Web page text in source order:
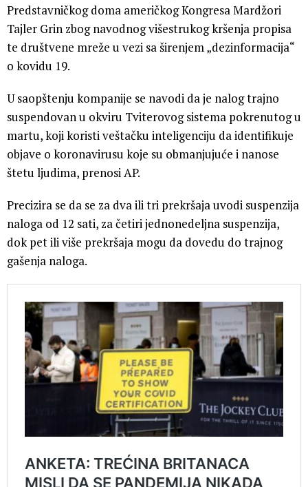
Predstavničkog doma američkog Kongresa Mardžori
Tajler Grin zbog navodnog višestrukog kršenja propisa
te društvene mreže u vezi sa širenjem „dezinformacija“
o kovidu 19.
U saopštenju kompanije se navodi da je nalog trajno
suspendovan u okviru Tviterovog sistema pokrenutog u
martu, koji koristi veštačku inteligenciju da identifikuje
objave o koronavirusu koje su obmanjujuće i nanose
štetu ljudima, prenosi AP.
Precizira se da se za dva ili tri prekršaja uvodi suspenzija
naloga od 12 sati, za četiri jednonedeljna suspenzija,
dok pet ili više prekršaja mogu da dovedu do trajnog
gašenja naloga.